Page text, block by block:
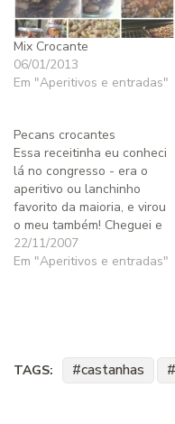
Mix Crocante
06/01/2013
Em "Aperitivos e entradas"
Pecans crocantes
Essa receitinha eu conheci
lá no congresso - era o
aperitivo ou lanchinho
favorito da maioria, e virou
o meu também! Cheguei e
já preparei uma porção. Já
tem mais de molho, para
22/11/2007
Em "Aperitivos e entradas"
TAGS: castanhas